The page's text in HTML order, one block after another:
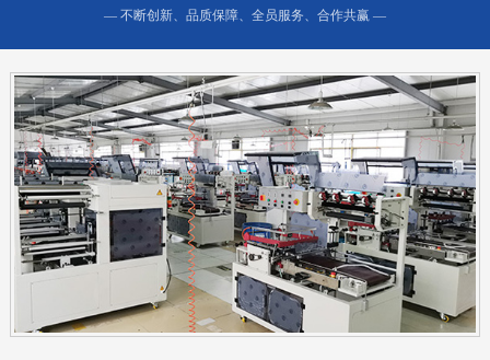
— 不断创新、品质保障、全员服务、合作共赢 —